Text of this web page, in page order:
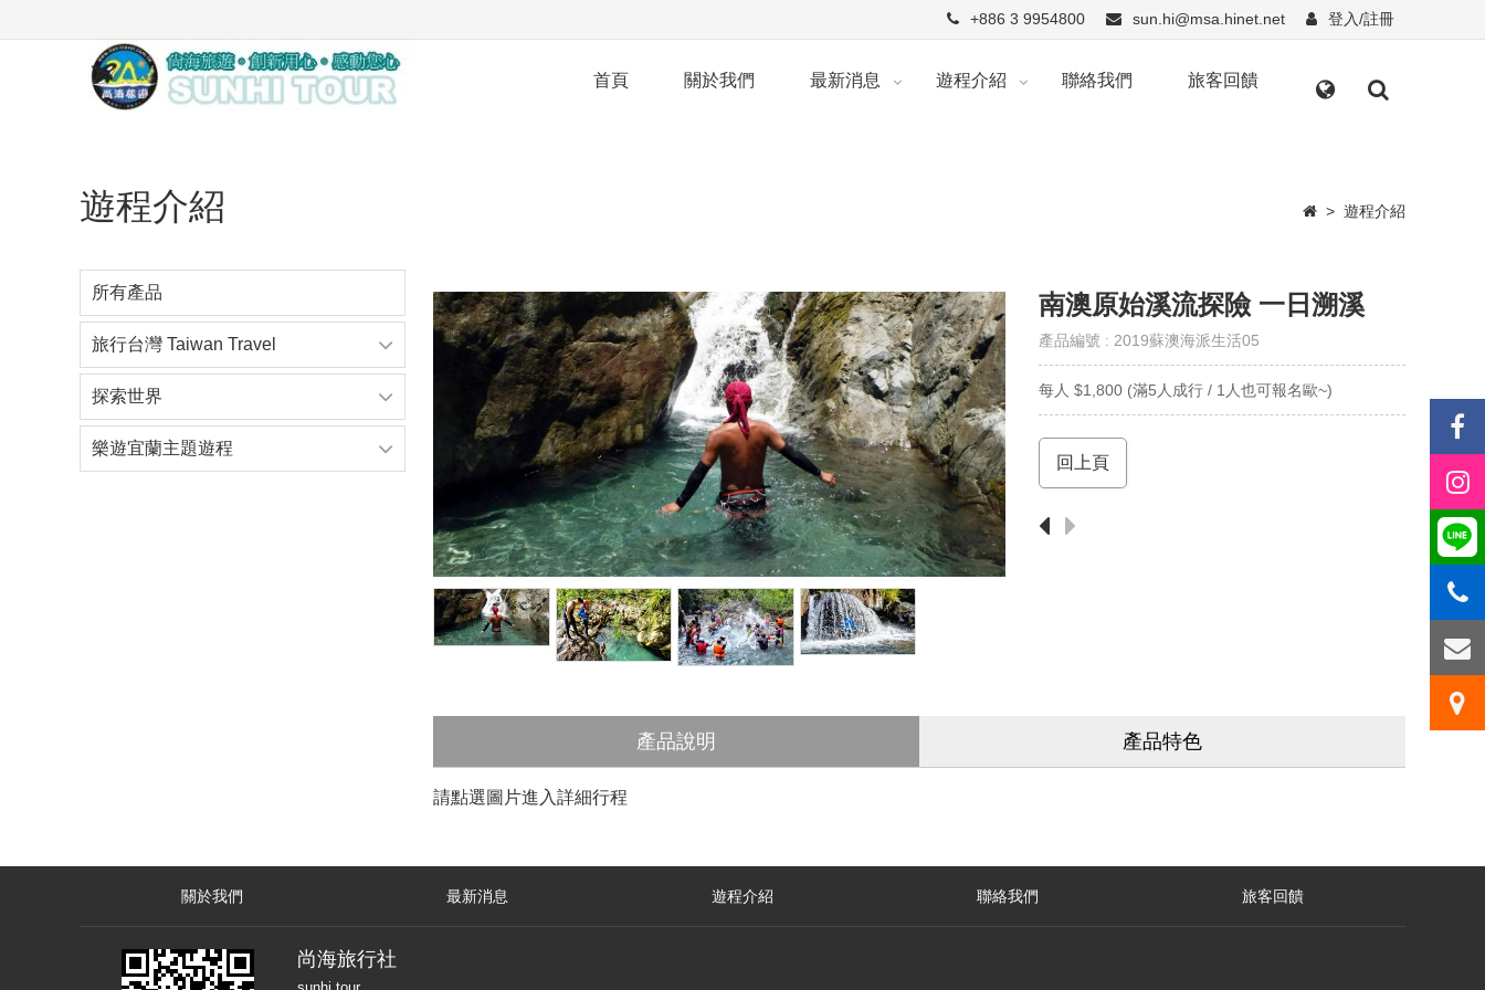
+886 3 9954800 sun.hi@msa.hinet.net 登入/註冊
首頁 關於我們 最新消息 遊程介紹 聯絡我們 旅客回饋
遊程介紹 > 遊程介紹
所有產品
旅行台灣 Taiwan Travel
探索世界
樂遊宜蘭主題遊程
南澳原始溪流探險 一日溯溪
產品編號 : 2019蘇澳海派生活05
每人 $1,800 (滿5人成行 / 1人也可報名歐~)
回上頁
產品說明 產品特色
請點選圖片進入詳細行程
關於我們 最新消息 遊程介紹 聯絡我們 旅客回饋
尚海旅行社